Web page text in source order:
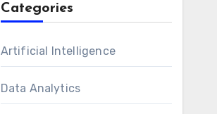
Categories
Artificial Intelligence
Data Analytics